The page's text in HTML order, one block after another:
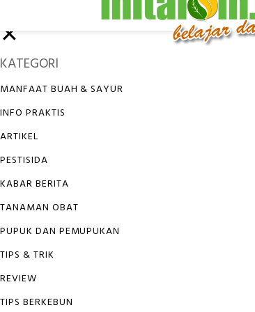
✕
KATEGORI
MANFAAT BUAH & SAYUR
INFO PRAKTIS
ARTIKEL
PESTISIDA
KABAR BERITA
TANAMAN OBAT
PUPUK DAN PEMUPUKAN
TIPS & TRIK
REVIEW
TIPS BERKEBUN